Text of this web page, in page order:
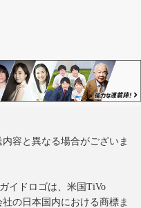
容と異なる場合がございま
イドロゴは、米国TiVo
の日本国内における商標ま